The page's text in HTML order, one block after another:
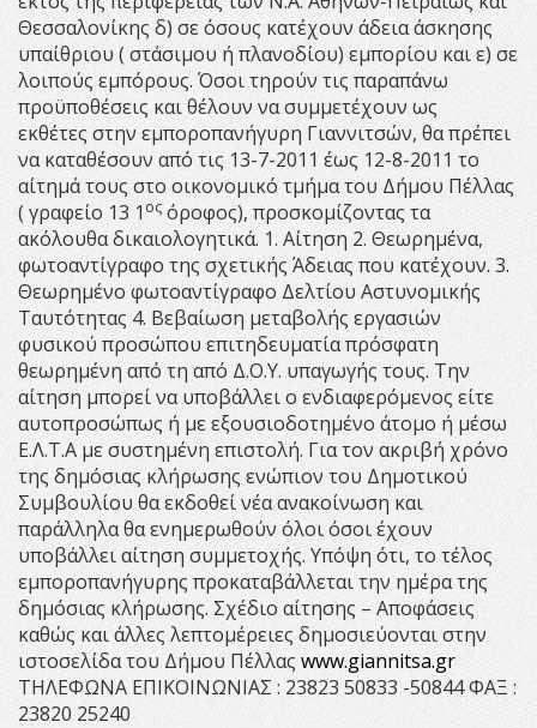
Θεσσαλονίκης δ) σε όσους κατέχουν άδεια άσκησης
υπαίθριου ( στάσιμου ή πλανοδίου) εμπορίου και ε) σε
λοιπούς εμπόρους. Όσοι τηρούν τις παραπάνω
προϋποθέσεις και θέλουν να συμμετέχουν ως
εκθέτες στην εμποροπανήγυρη Γιαννιτσών, θα πρέπει
να καταθέσουν από τις 13-7-2011 έως 12-8-2011 το
αίτημά τους στο οικονομικό τμήμα του Δήμου Πέλλας
( γραφείο 13 1οςόροφος), προσκομίζοντας τα
ακόλουθα δικαιολογητικά. 1. Αίτηση 2. Θεωρημένα,
φωτοαντίγραφο της σχετικής Άδειας που κατέχουν. 3.
Θεωρημένο φωτοαντίγραφο Δελτίου Αστυνομικής
Ταυτότητας 4. Βεβαίωση μεταβολής εργασιών
φυσικού προσώπου επιτηδευματία πρόσφατη
θεωρημένη από τη από Δ.Ο.Υ. υπαγωγής τους. Την
αίτηση μπορεί να υποβάλλει ο ενδιαφερόμενος είτε
αυτοπροσώπως ή με εξουσιοδοτημένο άτομο ή μέσω
Ε.Λ.Τ.Α με συστημένη επιστολή. Για τον ακριβή χρόνο
της δημόσιας κλήρωσης ενώπιον του Δημοτικού
Συμβουλίου θα εκδοθεί νέα ανακοίνωση και
παράλληλα θα ενημερωθούν όλοι όσοι έχουν
υποβάλλει αίτηση συμμετοχής. Υπόψη ότι, το τέλος
εμποροπανήγυρης προκαταβάλλεται την ημέρα της
δημόσιας κλήρωσης. Σχέδιο αίτησης – Αποφάσεις
καθώς και άλλες λεπτομέρειες δημοσιεύονται στην
ιστοσελίδα του Δήμου Πέλλαςwww.giannitsa.gr
ΤΗΛΕΦΩΝΑ ΕΠΙΚΟΙΝΩΝΙΑΣ : 23823 50833 -50844 ΦΑΞ :
23820 25240